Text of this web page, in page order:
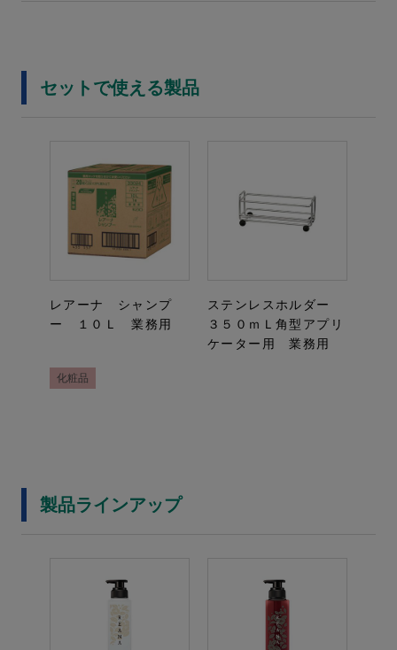
セットで使える製品
レアーナ シャンプ
ー １０Ｌ 業務用
化粧品
ステンレスホルダー
３５０ｍＬ角型アプリ
ケーター用 業務用
製品ラインアップ